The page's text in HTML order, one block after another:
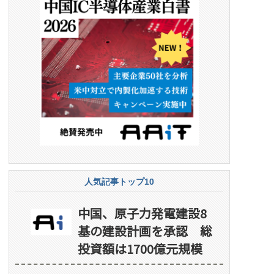
人気記事トップ10
中国、原子力発電建設8
基の建設計画を承認 総
投資額は1700億元規模